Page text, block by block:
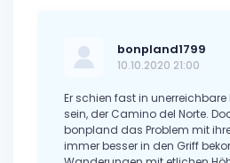
bonpland1799
10.10.2020 21:00
Er schien fast in unerreichbare
sein, der Camino del Norte.
bonpland das Problem mit
immer besser in den Griff